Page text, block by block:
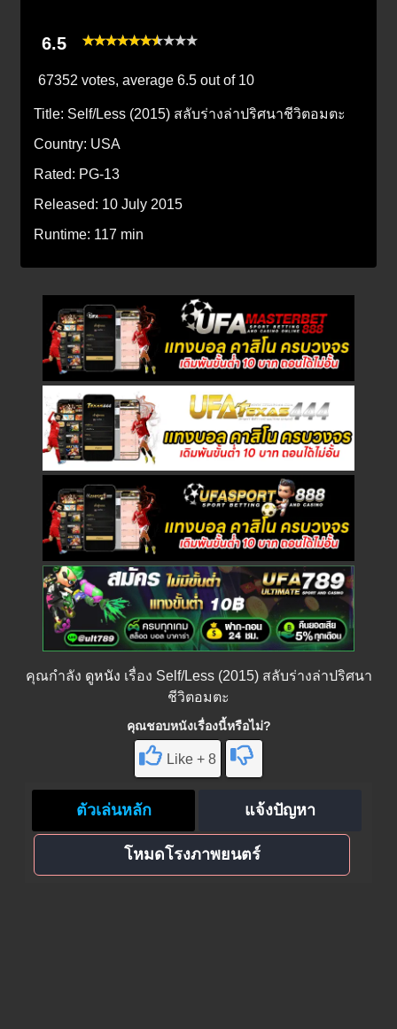
6.5
67352 votes, average 6.5 out of 10
Title: Self/Less (2015) สลับร่างล่าปริศนาชีวิตอมตะ
Country: USA
Rated: PG-13
Released: 10 July 2015
Runtime: 117 min
คุณกำลัง ดูหนัง เรื่อง Self/Less (2015) สลับร่างล่าปริศนา
ชีวิตอมตะ
คุณชอบหนังเรื่องนี้หรือไม่?
Like + 8
ตัวเล่นหลัก แจ้งปัญหา
โหมดโรงภาพยนตร์